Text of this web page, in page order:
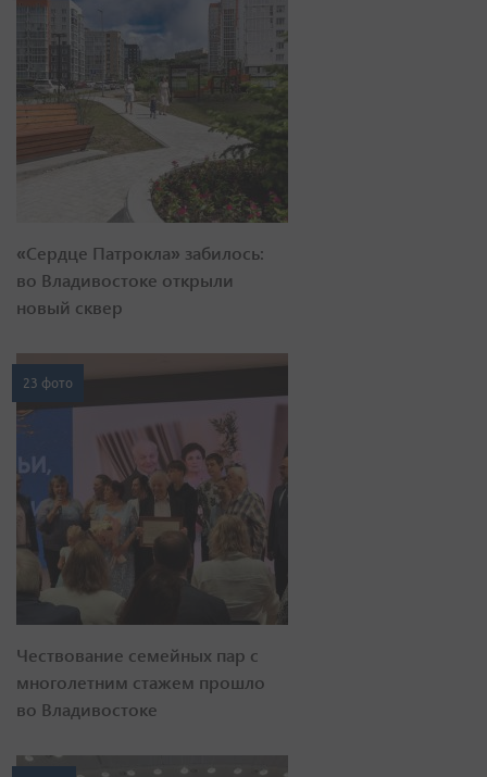
«Сердце Патрокла» забилось:
во Владивостоке открыли
новый сквер
23 фото
Чествование семейных пар с
многолетним стажем прошло
во Владивостоке